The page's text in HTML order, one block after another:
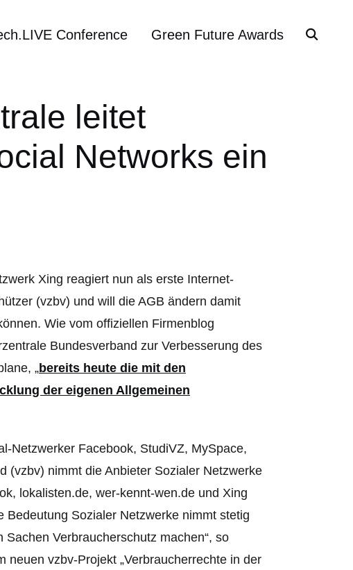
Conference Green Future Awards
leitet
Networks ein
Xing reagiert nun als erste Internet-
(vzbv) und will die AGB ändern damit
Wie vom offiziellen Firmenblog
Bundesverband zur Verbesserung des
„bereits heute die mit den
der eigenen Allgemeinen
Netzwerker Facebook, StudiVZ, MySpace,
(vzbv) nimmt die Anbieter Sozialer Netzwerke
lokalisten.de, wer-kennt-wen.de und Xing
Bedeutung Sozialer Netzwerke nimmt stetig
Verbraucherschutz machen“, so
neuen vzbv-Projekt „Verbraucherrechte in der